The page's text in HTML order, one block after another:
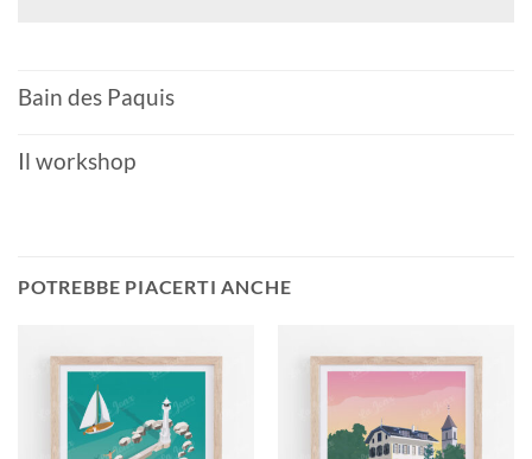
Bain des Paquis
Il workshop
POTREBBE PIACERTI ANCHE